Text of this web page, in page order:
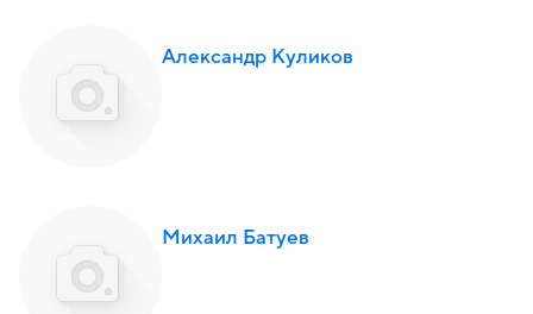
Александр Куликов
Михаил Батуев